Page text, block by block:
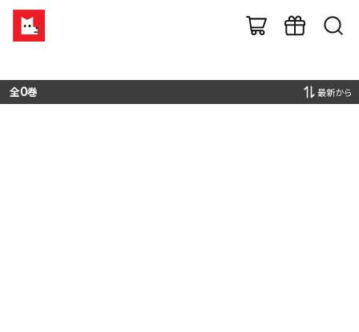
全0巻 最新から